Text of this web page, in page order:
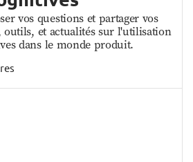
vos questions et partager vos
outils, et actualités sur l'utilisation
dans le monde produit.